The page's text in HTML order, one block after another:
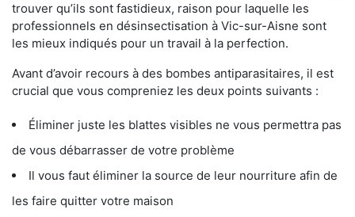
trouver qu’ils sont fastidieux, raison pour laquelle les
professionnels en désinsectisation à Vic-sur-Aisne sont
les mieux indiqués pour un travail à la perfection.
Avant d’avoir recours à des bombes antiparasitaires, il est
crucial que vous compreniez les deux points suivants :
Éliminer juste les blattes visibles ne vous permettra pas
de vous débarrasser de votre problème
Il vous faut éliminer la source de leur nourriture afin de
les faire quitter votre maison